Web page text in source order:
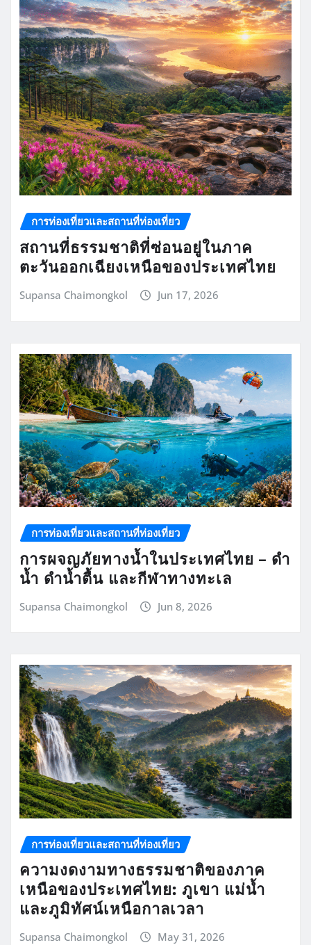
การท่องเที่ยวและสถานที่ท่องเที่ยว
สถานที่ธรรมชาติที่ซ่อนอยู่ในภาค
ตะวันออกเฉียงเหนือของประเทศไทย
Supansa Chaimongkol Jun 17, 2026
การท่องเที่ยวและสถานที่ท่องเที่ยว
การผจญภัยทางน้ำในประเทศไทย – ดำ
น้ำ ดำน้ำตื้น และกีฬาทางทะเล
Supansa Chaimongkol Jun 8, 2026
การท่องเที่ยวและสถานที่ท่องเที่ยว
ความงดงามทางธรรมชาติของภาค
เหนือของประเทศไทย: ภูเขา แม่น้ำ
และภูมิทัศน์เหนือกาลเวลา
Supansa Chaimongkol May 31, 2026